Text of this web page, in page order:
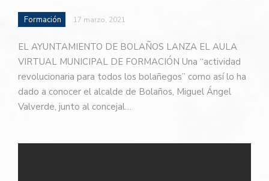
Formación 17 marzo, 2021
EL AYUNTAMIENTO DE BOLAÑOS LANZA EL AULA
VIRTUAL MUNICIPAL DE FORMACIÓN Una “actividad
revolucionaria para todos los bolañegos” como así lo ha
dado a conocer el alcalde de Bolaños, Miguel Ángel
Valverde, junto al concejal…